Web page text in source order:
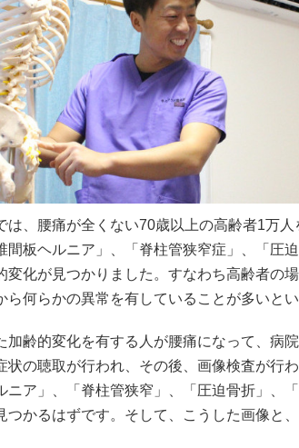
は、腰痛が全くない70歳以上の高齢者1万
間板ヘルニア」、「脊柱管狭窄症」、「圧
変化が見つかりました。すなわち高齢者の
ら何らかの異常を有していることが多いと
加齢的変化を有する人が腰痛になって、病
状の聴取が行われ、その後、画像検査が行
ニア」、「脊柱管狭窄」、「圧迫骨折」、
つかるはずです。そして、こうした画像と